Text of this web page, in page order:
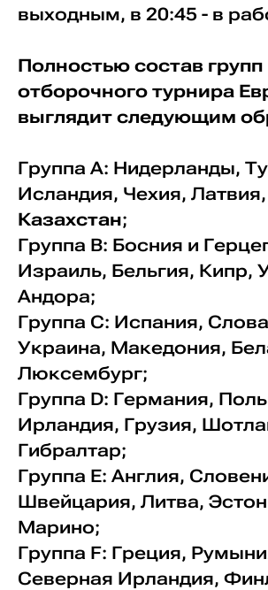
выходным, в 20:45 - в
Полностью состав групп
отборочного турнира
выглядит следующим
Группа А: Нидерланды,
Исландия, Чехия, Латвия,
Казахстан;
Группа B: Босния и
Израиль, Бельгия, Кипр,
Андора;
Группа C: Испания,
Украина, Македония,
Люксембург;
Группа D: Германия,
Ирландия, Грузия,
Гибралтар;
Группа E: Англия,
Швейцария, Литва,
Марино;
Группа F: Греция,
Северная Ирландия,